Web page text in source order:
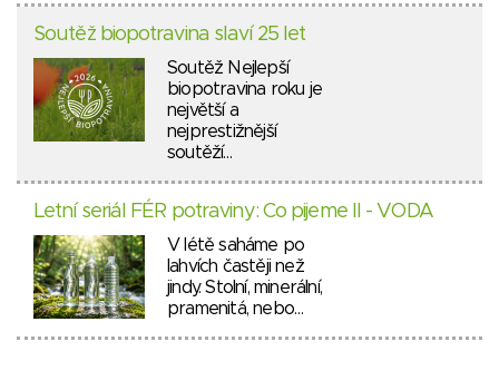
Soutěž biopotravina slaví 25 let
Soutěž Nejlepší
biopotravina roku je
největší a
nejprestižnější
soutěží…
Letní seriál FÉR potraviny: Co pijeme II - VODA
V létě saháme po
lahvích častěji než
jindy. Stolní, minerální,
pramenitá, nebo…